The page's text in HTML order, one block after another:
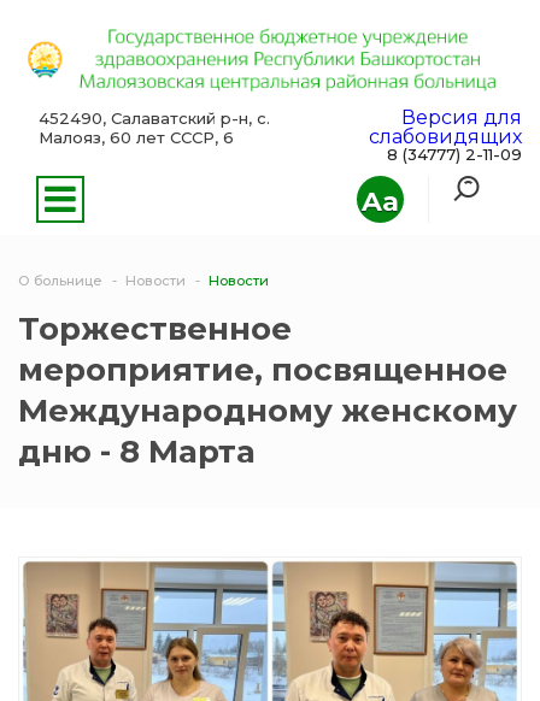
Aa
452490, Салаватский р-н, с.
Малояз, 60 лет СССР, 6
Версия для
слабовидящих
8 (34777) 2-11-09
О больнице Новости Новости
Торжественное
мероприятие, посвященное
Международному женскому
дню - 8 Марта